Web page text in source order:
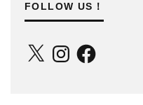
FOLLOW US！
X InstagramFacebook